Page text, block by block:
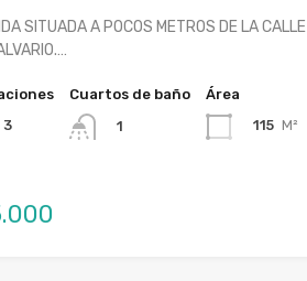
SITUADA A POCOS METROS DE LA CALLE
3
Cuartos de baño
1
Área
115 M²